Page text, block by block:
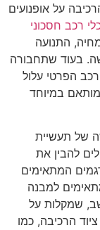
על אופנועים
רכב חסכוני
התנועה
בעוד שתחבורה
הפרטי עלול
במיוחד
של תעשיית
להבין את
המתאימים
למבנה
שמקלות על
הרכיבה, כמו